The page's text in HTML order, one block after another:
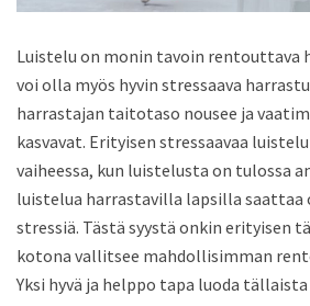
Luistelu on monin tavoin rentouttava
voi olla myös hyvin stressaava
harrastajan taitotaso nousee ja
kasvavat. Erityisen stressaavaa
vaiheessa, kun luistelusta on tulossa
luistelua harrastavilla lapsilla
stressiä. Tästä syystä onkin erityisen
kotona vallitsee mahdollisimman
Yksi hyvä ja helppo tapa luoda